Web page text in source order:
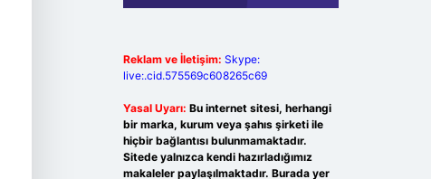
Reklam ve İletişim: Skype:
live:.cid.575569c608265c69
Yasal Uyarı: Bu internet sitesi, herhangi
bir marka, kurum veya şahıs şirketi ile
hiçbir bağlantısı bulunmamaktadır.
Sitede yalnızca kendi hazırladığımız
makaleler paylaşılmaktadır. Burada yer